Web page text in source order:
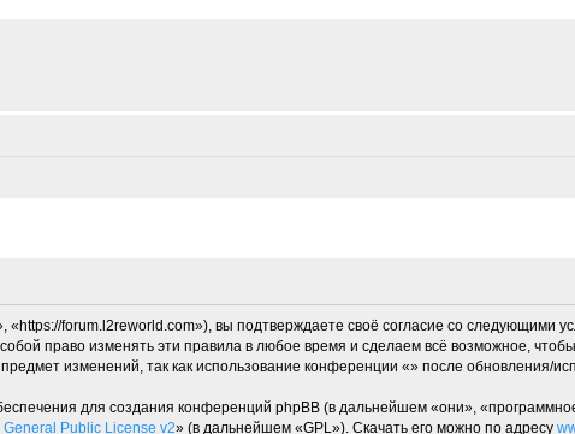
forum.l2reworld.com»), вы подтверждаете своё согласие со следующими
право изменять эти правила в любое время и сделаем всё возможное,
изменений, так как использование конференции «» после обновления/
для создания конференций phpBB (в дальнейшем «они»,
General Public License v2» (в дальнейшем «GPL»). Скачать его можно по адресу